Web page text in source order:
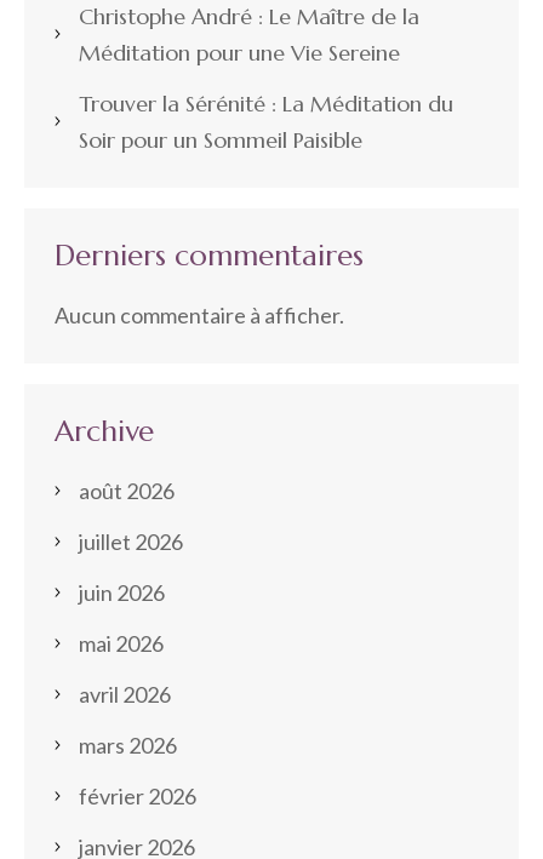
Christophe André : Le Maître de la
Méditation pour une Vie Sereine
Trouver la Sérénité : La Méditation du
Soir pour un Sommeil Paisible
Derniers commentaires
Aucun commentaire à afficher.
Archive
août 2026
juillet 2026
juin 2026
mai 2026
avril 2026
mars 2026
février 2026
janvier 2026